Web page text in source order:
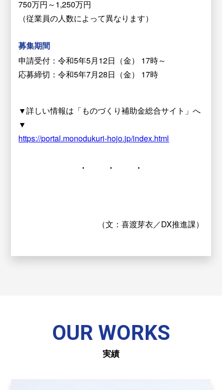
750万円～1,250万円
（従業員の人数によって異なります）
募集期間
申請受付：令和5年5月12日（金） 17時～
応募締切：令和5年7月28日（金） 17時
▼詳しい情報は「ものづくり補助金総合サイト」へ
▼
https://portal.monodukuri-hojo.jp/index.html
（文：喜渡芽衣／DX推進課）
OUR WORKS
実績